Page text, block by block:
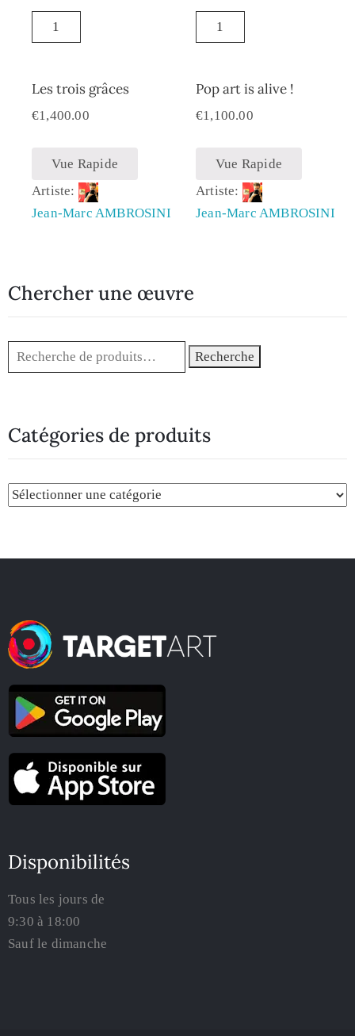
Les trois grâces
€1,400.00
Vue Rapide
Artiste:
Jean-Marc AMBROSINI
Pop art is alive !
€1,100.00
Vue Rapide
Artiste:
Jean-Marc AMBROSINI
Chercher une œuvre
Recherche
Catégories de produits
Disponibilités
Tous les jours de
9:30 à 18:00
Sauf le dimanche